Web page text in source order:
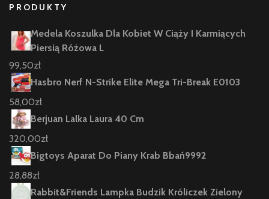
PRODUKTY
Medela Koszulka Dla Kobiet W Ciąży I Karmiących
Piersią Różowa L
99,50zł
Hasbro Nerf N-Strike Elite Mega Tri-Break E0103
58,00zł
Berjuan Lalka Laura 40 Cm
320,00zł
Bigtoys Aparat Do Piany Krab Bbań9992
28,88zł
Rabbit&Friends Lampka Budzik Króliczek Zielony